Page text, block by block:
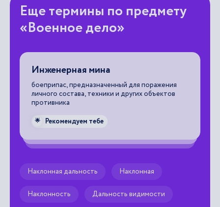
Еще термины по предмету
«Военное дело»
Инженерная мина
боеприпас, предназначенный для поражения
личного состава, техники и других объектов
противника
🌟 Рекомендуем тебе
Наклонная дальность Наклонная
Наклонность Дальность видимости